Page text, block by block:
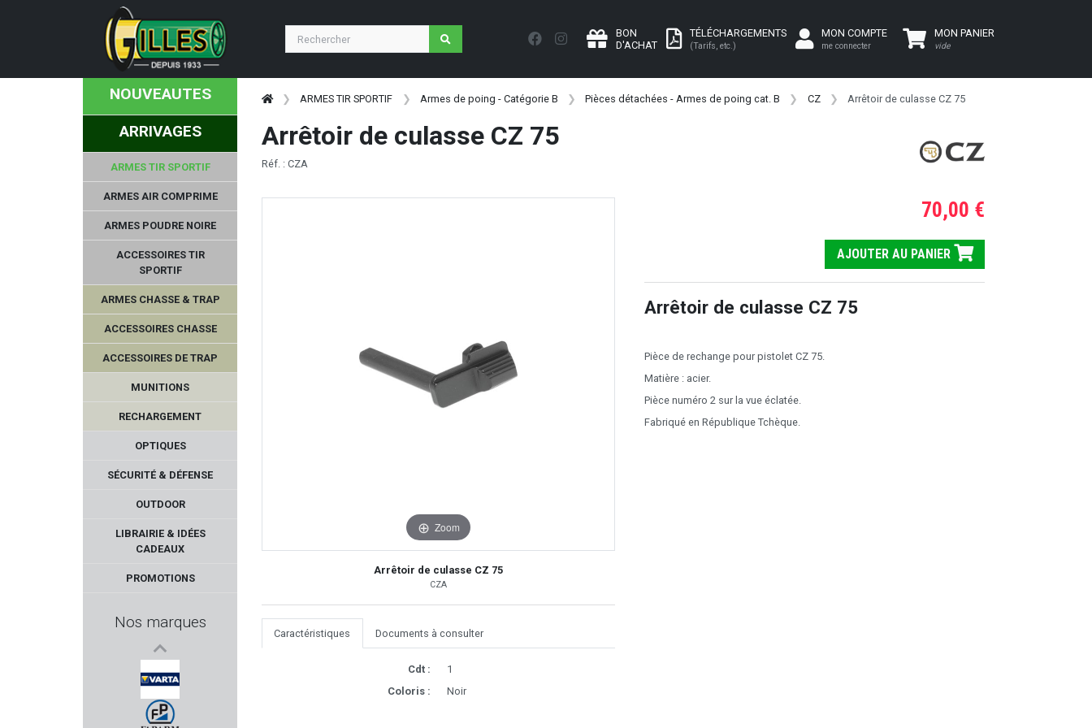
BON
D'ACHAT
TÉLÉCHARGEMENTS
(Tarifs, etc.)
MON COMPTE
me connecter
MON PANIER
vide
NOUVEAUTES
ARRIVAGES
ARMES TIR SPORTIF
ARMES AIR COMPRIME
ARMES POUDRE NOIRE
ACCESSOIRES TIR
SPORTIF
ARMES CHASSE & TRAP
ACCESSOIRES CHASSE
ACCESSOIRES DE TRAP
MUNITIONS
RECHARGEMENT
OPTIQUES
SÉCURITÉ & DÉFENSE
OUTDOOR
LIBRAIRIE & IDÉES
CADEAUX
PROMOTIONS
Nos marques
HOLOSUN
VARTA
ARMES TIR SPORTIF Armes de poing - Catégorie B Pièces détachées - Armes de poing cat. B CZ Arrêtoir de culasse CZ 75
Arrêtoir de culasse CZ 75
Réf. : CZA
Zoom
Arrêtoir de culasse CZ 75
CZA
Caractéristiques Documents à consulter
Cdt :
1
Coloris :
Noir
70,00 €
AJOUTER AU PANIER
Arrêtoir de culasse CZ 75
Pièce de rechange pour pistolet CZ 75.
Matière : acier.
Pièce numéro 2 sur la vue éclatée.
Fabriqué en République Tchèque.